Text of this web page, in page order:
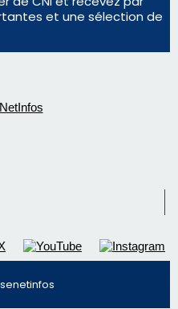
et une sélection de